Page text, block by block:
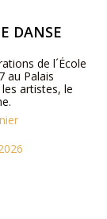
DANSE
de l´École
au Palais
artistes, le